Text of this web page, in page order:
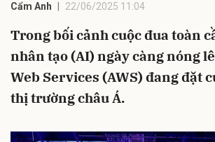
Cẩm Anh 22/06/2025 11:04
Trong bối cảnh cuộc đua toàn
nhân tạo (AI) ngày càng nóng
Web Services (AWS) đang đặt
thị trường châu Á.